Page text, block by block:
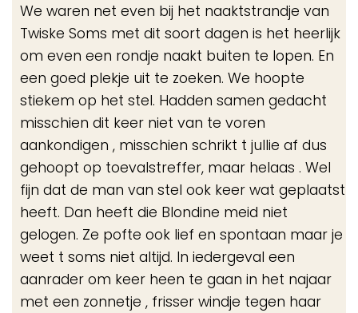
We waren net even bij het naaktstrandje van
Twiske Soms met dit soort dagen is het heerlijk
om even een rondje naakt buiten te lopen. En
een goed plekje uit te zoeken. We hoopte
stiekem op het stel. Hadden samen gedacht
misschien dit keer niet van te voren
aankondigen , misschien schrikt t jullie af dus
gehoopt op toevalstreffer, maar helaas . Wel
fijn dat de man van stel ook keer wat geplaatst
heeft. Dan heeft die Blondine meid niet
gelogen. Ze pofte ook lief en spontaan maar je
weet t soms niet altijd. In iedergeval een
aanrader om keer heen te gaan in het najaar
met een zonnetje , frisser windje tegen haar